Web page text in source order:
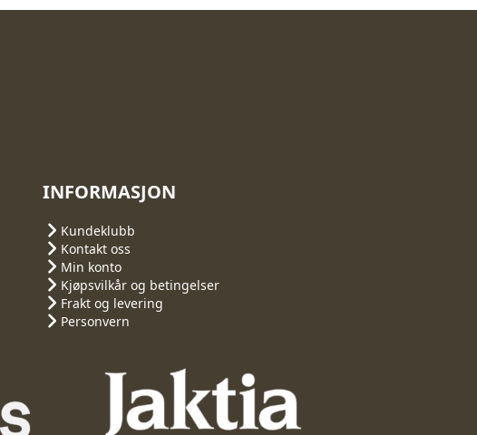
INFORMASJON
Kundeklubb
Kontakt oss
Min konto
Kjøpsvilkår og betingelser
Frakt og levering
Personvern